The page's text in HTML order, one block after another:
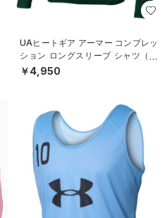
UAヒートギア アーマー コンプレッ
ション ロングスリーブ シャツ（ト
レーニング/MEN）
￥4,950